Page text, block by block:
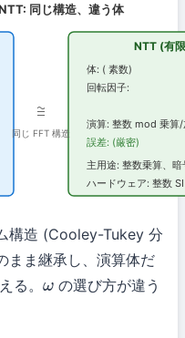
同じ構造、違う体
NTT (有
体: ( 素数)
回転因子:
演算: 整数 mod 乗算/
誤差: (厳密)
主用途: 整数乗算、暗
ハードウェア: 整数
≅
同じ FFT 構造
構造 (Cooley-Tukey 分
まま継承し、演算体だ
る。 ω の選び方が違う